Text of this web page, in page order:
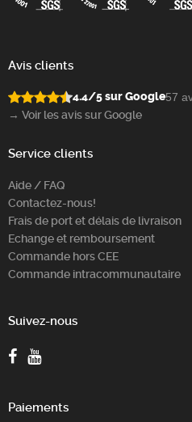
Avis clients
4.4/5 sur Google57
→ Voir les avis sur Google
Service clients
Aide / FAQ
Contactez-nous!
Frais de port et délais de livraison
Echange et remboursement
Commande hors CEE
Commande intracommunautaire
Suivez-nous
Paiements